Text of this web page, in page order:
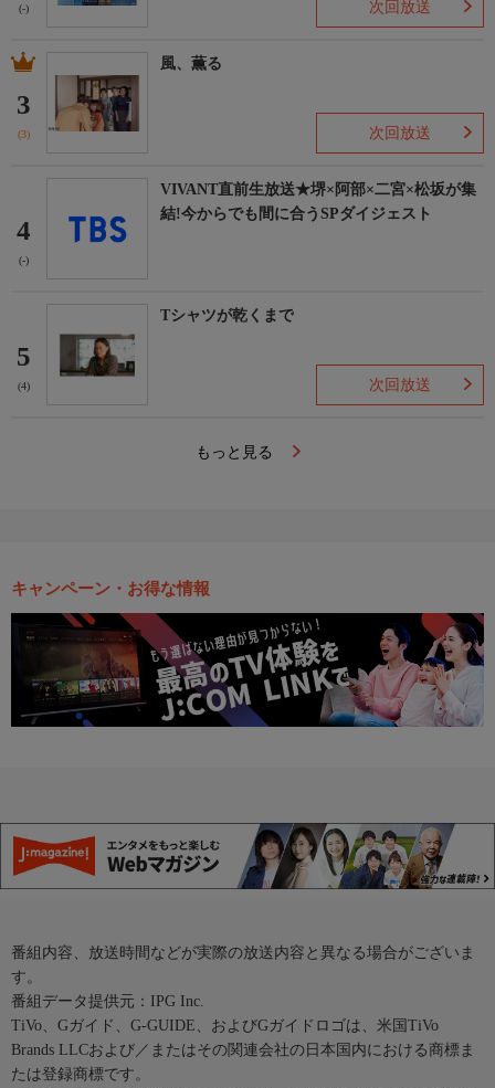
https://www.ktv.jp/konyamoserial/
(-) 次回放送
3
(3)
風、薫る
次回放送
4
(-)
VIVANT直前生放送★堺×阿部×二宮×松坂が集
結!今からでも間に合うSPダイジェスト
5
(4)
Tシャツが乾くまで
次回放送
もっと見る
キャンペーン・お得な情報
番組内容、放送時間などが実際の放送内容と異なる場合がございま
す。
番組データ提供元：IPG Inc.
TiVo、Gガイド、G-GUIDE、およびGガイドロゴは、米国TiVo
Brands LLCおよび／またはその関連会社の日本国内における商標ま
たは登録商標です。